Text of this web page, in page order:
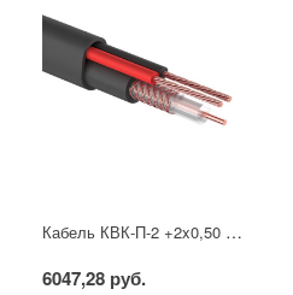
Кабель КВК-П-2 +2x0,50 мм² (Cu/CCA) (96) черный, 200 м, PROconnect
6047,28 руб.